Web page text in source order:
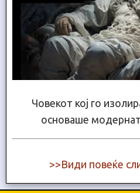
Човекот кој го
основаше
>>Види повеќе